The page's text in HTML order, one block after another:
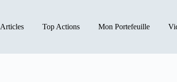
Articles Top Actions Mon Portefeuille